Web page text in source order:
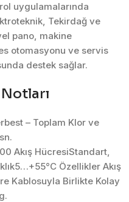
uygulamalarında
Tekirdağ ve
pano, makine
otomasyonu ve servis
destek sağlar.
– Toplam Klor ve
Akış HücresiStandart,
Özellikler Akış
Kablosuyla Birlikte Kolay